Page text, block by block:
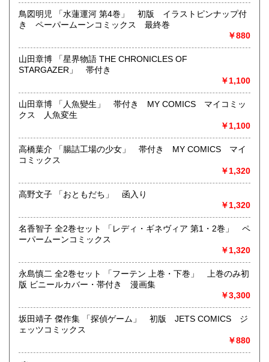
どんなジャンルでも買取することができます。
東京近郊出張買取していますのでお気軽にご相談ください。
線)
最寄駅：神保町駅 御茶ノ水駅
営業時間：12:00-20:00
定休日：なし 年末は30日午後5時に閉店、年始は3日正午よ
書籍の買取について
メール web@bookdash.net または専用ページでお問い合
わせください。
お電話 03-3219-5991でも受け付けております。
お取引内容は、ご依頼されたあとの返信メールに、さらに詳
しく説明した文章をお付けしております。ご安心ください。
取り扱い分野
趣味、サブカルチャー、古書一般（その他）
女優・アイドル・グラビア・アダルトや映画・マンガ等
鳥図明児 「水蓮運河 第4巻」 初版 イラストピンナップ付
き ペーパームーンコミックス 最終巻
￥880
山田章博 「星界物語 THE CHRONICLES OF
STARGAZER」 帯付き
￥1,100
山田章博 「人魚變生」 帯付き MY COMICS マイコミッ
クス 人魚変生
￥1,100
高橋葉介 「腸詰工場の少女」 帯付き MY COMICS マイ
コミックス
￥1,320
高野文子 「おともだち」 函入り
￥1,320
名香智子 全2巻セット 「レディ・ギネヴィア 第1・2巻」 ペ
ーパームーンコミックス
￥1,320
永島慎二 全2巻セット 「フーテン 上巻・下巻」 上巻のみ初
版 ビニールカバー・帯付き 漫画集
￥3,300
坂田靖子 傑作集 「探偵ゲーム」 初版 JETS COMICS ジ
ェッツコミックス
￥880